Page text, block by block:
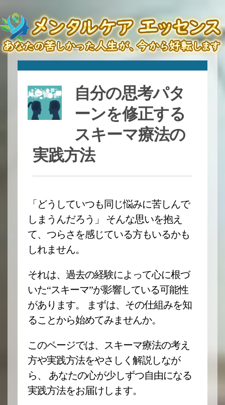
自分の思考パタ
ーンを修正する
スキーマ療法の
実践方法
「どうしていつも同じ悩みに苦しんで
しまうんだろう」 そんな思いを抱え
て、つらさを感じている方もいるかも
しれません。
それは、過去の経験によって心に根づ
いた“スキーマ”が影響している可能性
があります。 まずは、その仕組みを知
ることから始めてみませんか。
このページでは、スキーマ療法の考え
方や実践方法をやさしく解説しなが
ら、 あなたの心が少しずつ自由になる
実践方法をお届けします。